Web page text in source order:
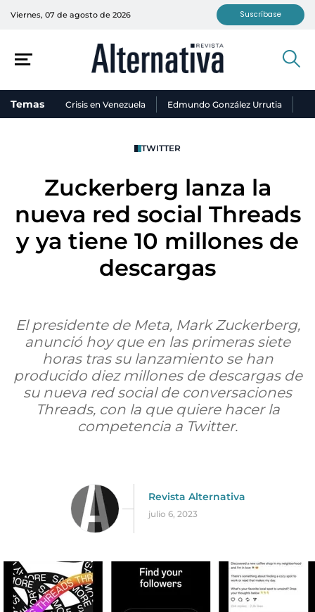
Viernes, 07 de agosto de 2026 Suscríbase
Temas Crisis en Venezuela Edmundo González Urrutia
TWITTER
Zuckerberg lanza la
nueva red social Threads
y ya tiene 10 millones de
descargas
El presidente de Meta, Mark Zuckerberg,
anunció hoy que en las primeras siete
horas tras su lanzamiento se han
producido diez millones de descargas de
su nueva red social de conversaciones
Threads, con la que quiere hacer la
competencia a Twitter.
Revista Alternativa
julio 6, 2023